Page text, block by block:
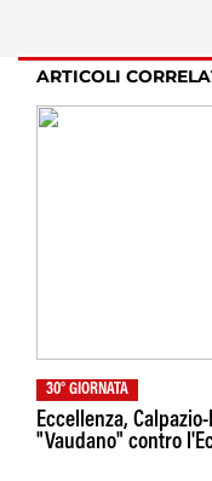
ARTICOLI
30° GIORNATA
Eccellenza,
"Vaudano" contro